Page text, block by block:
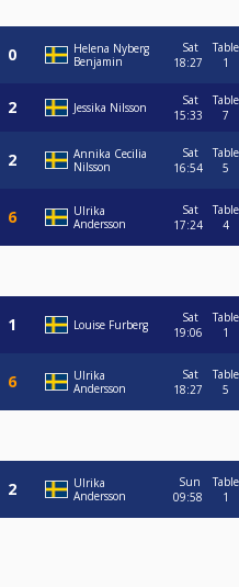
Helena Nyberg
Benjamin
Sat
18:27
Table
1
Jessika Nilsson
Sat
15:33
Table
7
Annika Cecilia
Nilsson
Sat
16:54
Table
5
Ulrika
Andersson
Sat
17:24
Table
4
Louise Furberg
Sat
19:06
Table
1
Ulrika
Andersson
Sat
18:27
Table
5
Ulrika
Andersson
Sun
09:58
Table
1